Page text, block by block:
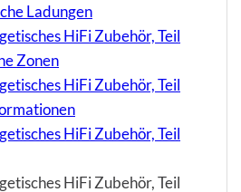
Ladungen
HiFi Zubehör, Teil
Zonen
HiFi Zubehör, Teil
HiFi Zubehör, Teil
HiFi Zubehör, Teil